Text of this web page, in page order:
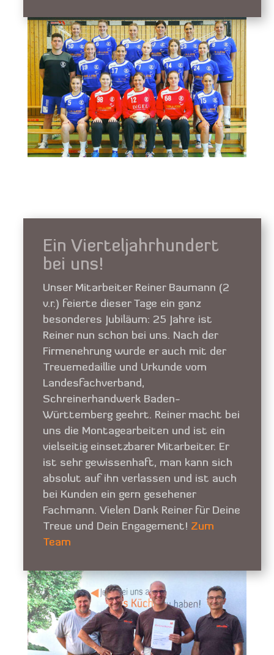
Ein Vierteljahrhundert
bei uns!
Unser Mitarbeiter Reiner Baumann (2
v.r.) feierte dieser Tage ein ganz
besonderes Jubiläum: 25 Jahre ist
Reiner nun schon bei uns. Nach der
Firmenehrung wurde er auch mit der
Treuemedaillie und Urkunde vom
Landesfachverband,
Schreinerhandwerk Baden-
Württemberg geehrt. Reiner macht bei
uns die Montagearbeiten und ist ein
vielseitig einsetzbarer Mitarbeiter. Er
ist sehr gewissenhaft, man kann sich
absolut auf ihn verlassen und ist auch
bei Kunden ein gern gesehener
Fachmann. Vielen Dank Reiner für Deine
Treue und Dein Engagement! Zum
Team